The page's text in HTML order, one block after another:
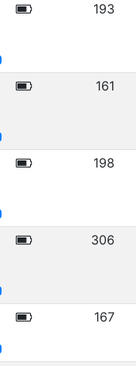
193
161
198
306
167